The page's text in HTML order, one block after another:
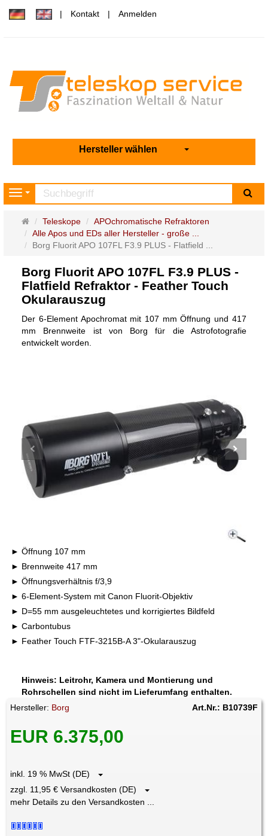
Kontakt Anmelden
Hersteller wählen
Navigation
Startseite
Teleskope
APOchromatische Refraktoren
Alle Apos und EDs aller Hersteller - große ...
Borg Fluorit APO 107FL F3.9 PLUS - Flatfield ...
Borg Fluorit APO 107FL F3.9 PLUS -
Flatfield Refraktor - Feather Touch
Okularauszug
Der 6-Element Apochromat mit 107 mm Öffnung und 417
mm Brennweite ist von Borg für die Astrofotografie
entwickelt worden.
Öffnung 107 mm
Brennweite 417 mm
Öffnungsverhältnis f/3,9
6-Element-System mit Canon Fluorit-Objektiv
D=55 mm ausgeleuchtetes und korrigiertes Bildfeld
Carbontubus
Feather Touch FTF-3215B-A 3"-Okularauszug
Hinweis: Leitrohr, Kamera und Montierung und
Rohrschellen sind nicht im Lieferumfang enthalten.
Hersteller: Borg Art.Nr.: B10739F
EUR 6.375,00
inkl. 19 % MwSt (DE)
zzgl. 11,95 € Versandkosten (DE)
mehr Details zu den Versandkosten ...